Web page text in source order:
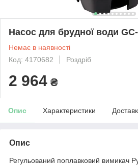
Насос для брудної води
Немає в наявності
Код: 4170682
Роздріб
2 964 ₴
Опис Характеристики
Опис
Регульований поплавковий вимикач